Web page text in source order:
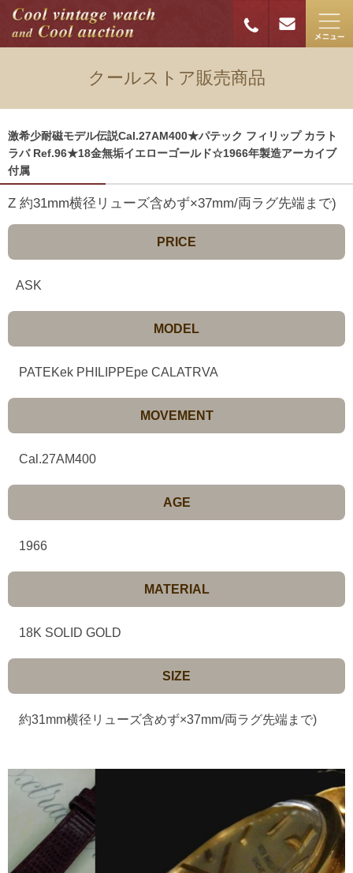
クールストア販売商品
激希少耐磁モデル伝説Cal.27AM400★パテック フィリップ カラト
ラバ Ref.96★18金無垢イエローゴールド☆1966年製造アーカイブ
付属
Z 約31mm横径リューズ含めず×37mm/両ラグ先端まで)​
PRICE
ASK
MODEL
PATEKek PHILIPPEpe CALATRVA
MOVEMENT
Cal.27AM400
AGE
1966
MATERIAL
18K SOLID GOLD
SIZE
約31mm横径リューズ含めず×37mm/両ラグ先端まで)